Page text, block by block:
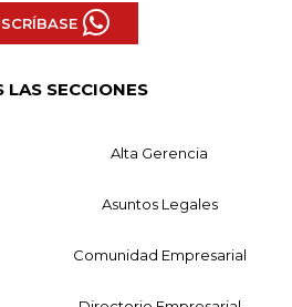
LAS SECCIONES
Alta Gerencia
Asuntos Legales
Comunidad Empresarial